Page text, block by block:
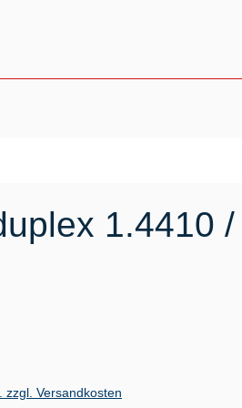
1.4410 /
zzgl. Versandkosten